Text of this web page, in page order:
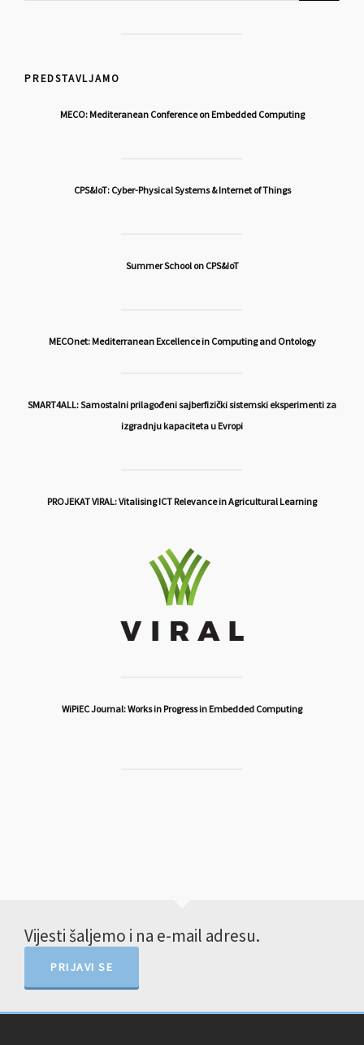
PREDSTAVLJAMO
MECO: Mediteranean Conference on Embedded Computing
CPS&IoT: Cyber-Physical Systems & Internet of Things
Summer School on CPS&IoT
MECOnet: Mediterranean Excellence in Computing and Ontology
SMART4ALL: Samostalni prilagođeni sajberfizički sistemski eksperimenti za
izgradnju kapaciteta u Evropi
PROJEKAT VIRAL: Vitalising ICT Relevance in Agricultural Learning
WiPiEC Journal: Works in Progress in Embedded Computing
Vijesti šaljemo i na e-mail adresu.
PRIJAVI SE